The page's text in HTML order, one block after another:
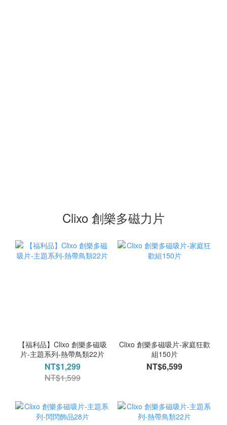
Clixo 創樂多磁力片
【福利品】Clixo 創樂多磁吸
片-主題系列-熱帶鳥類22片
NT$1,299
NT$1,599
Clixo 創樂多磁吸片-家庭狂歡
組150片
NT$6,599